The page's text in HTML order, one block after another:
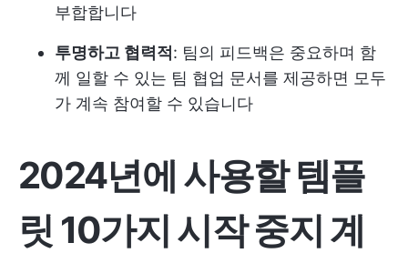
부합합니다
투명하고 협력적: 팀의 피드백은 중요하며 함
께 일할 수 있는 팀 협업 문서를 제공하면 모두
가 계속 참여할 수 있습니다
2024년에 사용할 템플
릿 10가지 시작 중지 계